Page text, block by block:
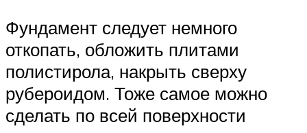
Фундамент следует немного
откопать, обложить плитами
полистирола, накрыть сверху
рубероидом. Тоже самое можно
сделать по всей поверхности